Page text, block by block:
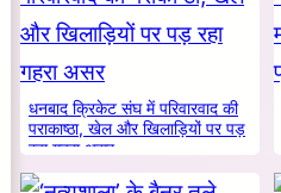
धनबाद क्रिकेट संघ में परिवारवाद की
पराकाष्ठा, खेल और खिलाड़ियों पर पड़
रहा गहरा असर